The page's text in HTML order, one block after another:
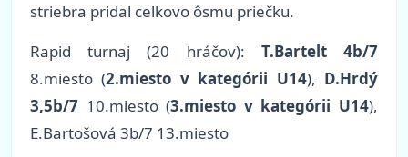
striebra pridal celkovo ôsmu priečku.
Rapid turnaj (20 hráčov): T.Bartelt 4b/7
8.miesto (2.miesto v kategórii U14), D.Hrdý
3,5b/7 10.miesto (3.miesto v kategórii U14),
E.Bartošová 3b/7 13.miesto